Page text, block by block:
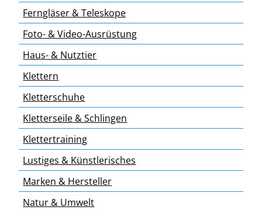
Ferngläser & Teleskope
Foto- & Video-Ausrüstung
Haus- & Nutztier
Klettern
Kletterschuhe
Kletterseile & Schlingen
Klettertraining
Lustiges & Künstlerisches
Marken & Hersteller
Natur & Umwelt